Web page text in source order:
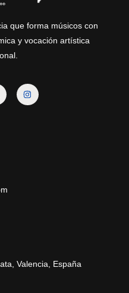
que forma músicos con
y vocación artística
Valencia, España